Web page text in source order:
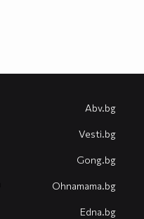
Abv.bg
Vesti.bg
Gong.bg
Оhnamama.bg
Edna.bg